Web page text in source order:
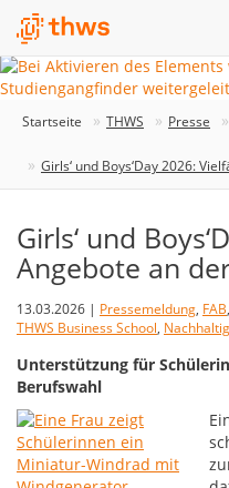
Startseite THWS Presse
Girls‘ und Boys‘Day 2026:
Girls‘ und
Angebote an
13.03.2026 | Pressemeldung, FAB,
THWS Business School,
Unterstützung für
Berufswahl